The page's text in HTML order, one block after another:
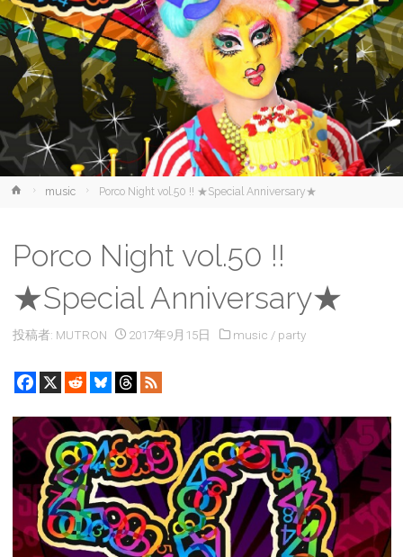
ホ
music Porco Night vol.50 !! ★Special Anniversary★
Porco Night vol.50 !!
★Special Anniversary★
投稿者: MUTRON 2017年9月15日 music / party